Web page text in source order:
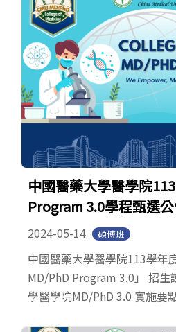
中國醫藥大學醫學院
Program 3.0學程甄選
2024-05-14 碩博班
中國醫藥大學醫學院113學年
MD/PhD Program 3.0」 招生
學醫學院MD/PhD 3.0 實施要